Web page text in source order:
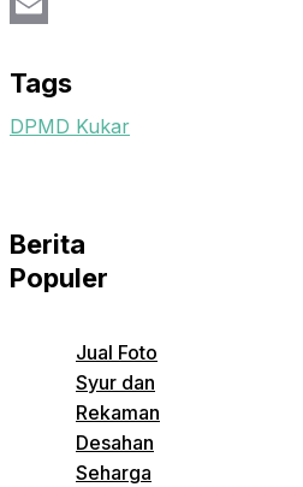
Twitter
Tags
DPMD Kukar
Berita
Populer
Jual Foto
Syur dan
Rekaman
Desahan
Seharga